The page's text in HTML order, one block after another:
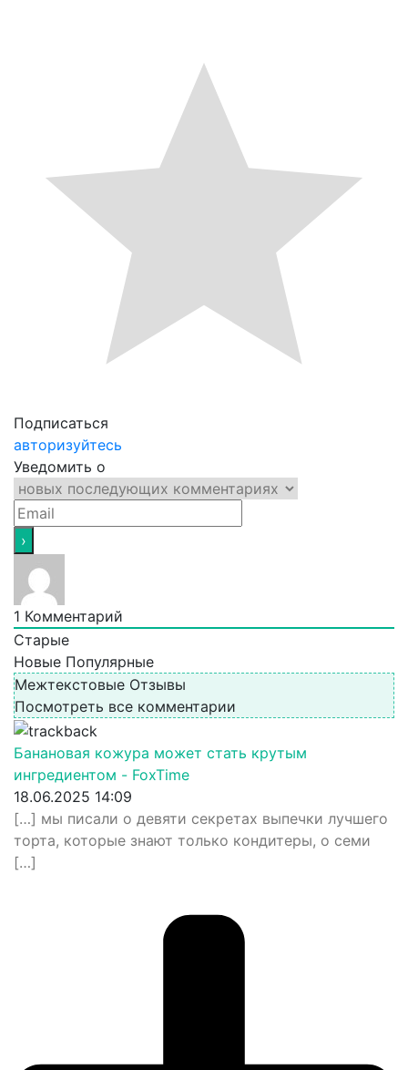
Подписаться
авторизуйтесь
Уведомить о
1 Комментарий
Старые
Новые Популярные
Межтекстовые Отзывы
Посмотреть все комментарии
Банановая кожура может стать крутым
ингредиентом - FoxTime
18.06.2025 14:09
[…] мы писали о девяти секретах выпечки лучшего
торта, которые знают только кондитеры, о семи
[…]